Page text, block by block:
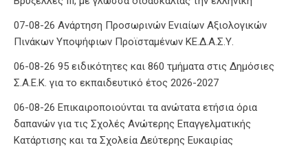
Βρυξέλλες ΙΙΙ, με γλώσσα διδασκαλίας την ελληνική
07-08-26 Ανάρτηση Προσωρινών Ενιαίων Αξιολογικών
Πινάκων Υποψήφιων Προϊσταμένων ΚΕ.Δ.Α.Σ.Υ.
06-08-26 95 ειδικότητες και 860 τμήματα στις Δημόσιες
Σ.Α.Ε.Κ. για το εκπαιδευτικό έτος 2026-2027
06-08-26 Επικαιροποιούνται τα ανώτατα ετήσια όρια
δαπανών για τις Σχολές Ανώτερης Επαγγελματικής
Κατάρτισης και τα Σχολεία Δεύτερης Ευκαιρίας